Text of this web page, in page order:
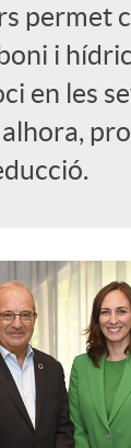
permet
i
en les